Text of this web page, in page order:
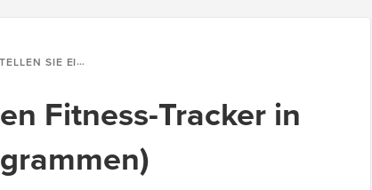
TRACKER IN WORDPRESS (MIT DIAGRAMMEN)
Fitness-Tracker in